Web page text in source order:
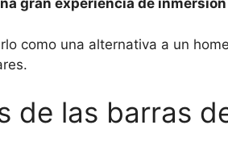
gran experiencia de
como una alternativa a un
de las barras